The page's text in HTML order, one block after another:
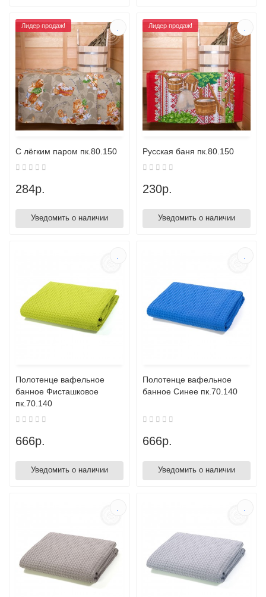
Лидер продаж!
С лёгким паром пк.80.150
284р.
Уведомить о наличии
Лидер продаж!
Русская баня пк.80.150
230р.
Уведомить о наличии
Полотенце вафельное
банное Фисташковое
пк.70.140
666р.
Уведомить о наличии
Полотенце вафельное
банное Синее пк.70.140
666р.
Уведомить о наличии